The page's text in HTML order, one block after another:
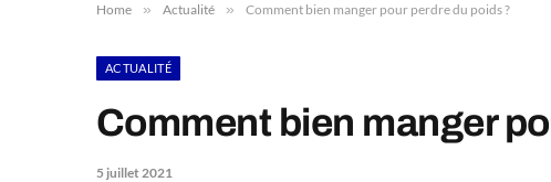
Home » Actualité » Comment bien manger pour perdre du poids ?
ACTUALITÉ
Comment bien manger
5 juillet 2021